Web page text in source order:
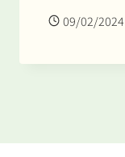
09/02/2024